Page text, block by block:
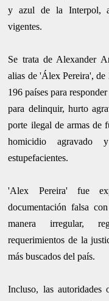
y azul de la Interpol,
vigentes.
Se trata de Alexander
alias de 'Álex Pereira', de
196 países para
para delinquir, hurto
porte ilegal de armas de
homicidio
estupefacientes.
'Alex Pereira' fue
documentación falsa
manera irregular,
requerimientos de la
más buscados del país.
Incluso, las autoridades